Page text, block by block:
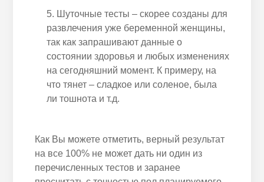
Шуточные тесты – скорее созданы для
развлечения уже беременной женщины,
так как запрашивают данные о
состоянии здоровья и любых изменениях
на сегодняшний момент. К примеру, на
что тянет – сладкое или соленое, была
ли тошнота и т.д.
Как Вы можете отметить, верный результат
на все 100% не может дать ни один из
перечисленных тестов и заранее